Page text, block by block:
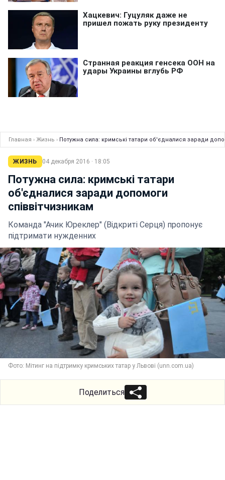
Главная › Жизнь › Потужна сила: кримські татари об'єдналися заради
ЖИЗНЬ 04 декабря 2016 · 18:05
Потужна сила: кримські татари
об'єдналися заради допомоги
співвітчизникам
Команда "Ачик Юреклер" (Відкриті Серця) пропонує
підтримати нужденних
Фото: Мітинг на підтримку кримських татар у Львові (unn.com.ua)
Поделиться